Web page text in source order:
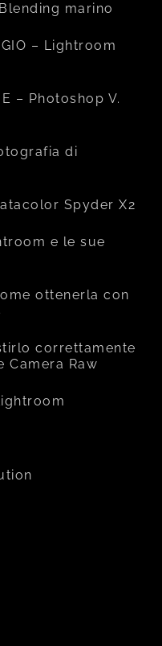
marino
– Lightroom
– Photoshop V.
di
Spyder X2
e le sue
ottenerla con
correttamente
Camera Raw